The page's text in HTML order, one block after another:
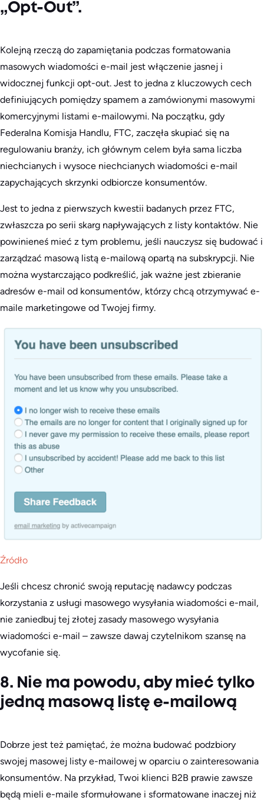
„Opt-Out”.
Kolejną rzeczą do zapamiętania podczas formatowania
masowych wiadomości e-mail jest włączenie jasnej i
widocznej funkcji opt-out. Jest to jedna z kluczowych cech
definiujących pomiędzy spamem a zamówionymi masowymi
komercyjnymi listami e-mailowymi. Na początku, gdy
Federalna Komisja Handlu, FTC, zaczęła skupiać się na
regulowaniu branży, ich głównym celem była sama liczba
niechcianych i wysoce niechcianych wiadomości e-mail
zapychających skrzynki odbiorcze konsumentów.
Jest to jedna z pierwszych kwestii badanych przez FTC,
zwłaszcza po serii skarg napływających z listy kontaktów. Nie
powinieneś mieć z tym problemu, jeśli nauczysz się budować i
zarządzać masową listą e-mailową opartą na subskrypcji. Nie
można wystarczająco podkreślić, jak ważne jest zbieranie
adresów e-mail od konsumentów, którzy chcą otrzymywać e-
maile marketingowe od Twojej firmy.
Źródło
Jeśli chcesz chronić swoją reputację nadawcy podczas
korzystania z usługi masowego wysyłania wiadomości e-mail,
nie zaniedbuj tej złotej zasady masowego wysyłania
wiadomości e-mail – zawsze dawaj czytelnikom szansę na
wycofanie się.
8. Nie ma powodu, aby mieć tylko
jedną masową listę e-mailową
Dobrze jest też pamiętać, że można budować podzbiory
swojej masowej listy e-mailowej w oparciu o zainteresowania
konsumentów. Na przykład, Twoi klienci B2B prawie zawsze
będą mieli e-maile sformułowane i sformatowane inaczej niż